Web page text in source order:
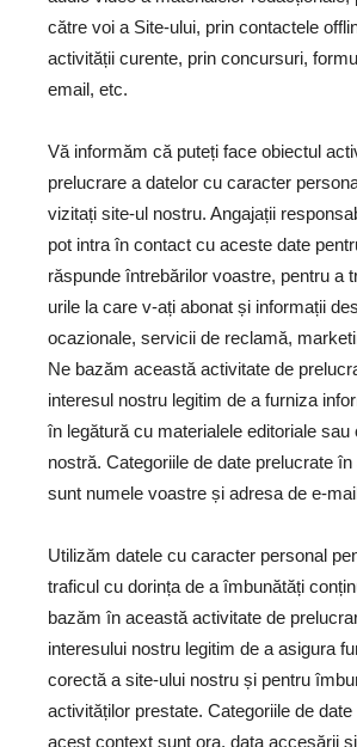
către voi a Site-ului, prin contactele
activității curente, prin concursuri,
email, etc.
Vă informăm că puteți face obiectul
prelucrare a datelor cu caracter
vizitați site-ul nostru. Angajații
pot intra în contact cu aceste date
răspunde întrebărilor voastre, pentru a
urile la care v-ați abonat și informații
ocazionale, servicii de reclamă,
Ne bazăm această activitate de
interesul nostru legitim de a furniza
în legătură cu materialele editoriale sau
nostră. Categoriile de date prelucrate
sunt numele voastre și adresa de e-
Utilizăm datele cu caracter personal
traficul cu dorința de a îmbunătăți
bazăm în această activitate de
interesului nostru legitim de a asigura
corectă a site-ului nostru și pentru
activităților prestate. Categoriile de
acest context sunt ora, data accesării